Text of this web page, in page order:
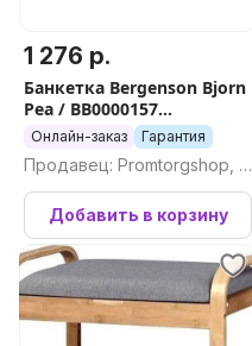
1 276 р.
Банкетка Bergenson Bjorn
Pea / BB0000157
(бежевый/темно-серый)
Онлайн-заказ Гарантия
Продавец: Promtorgshop, П
ромторгшоп
Добавить в корзину